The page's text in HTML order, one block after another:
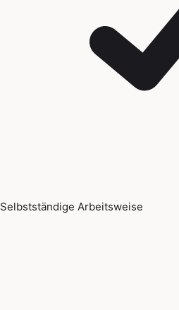
Selbstständige Arbeitsweise